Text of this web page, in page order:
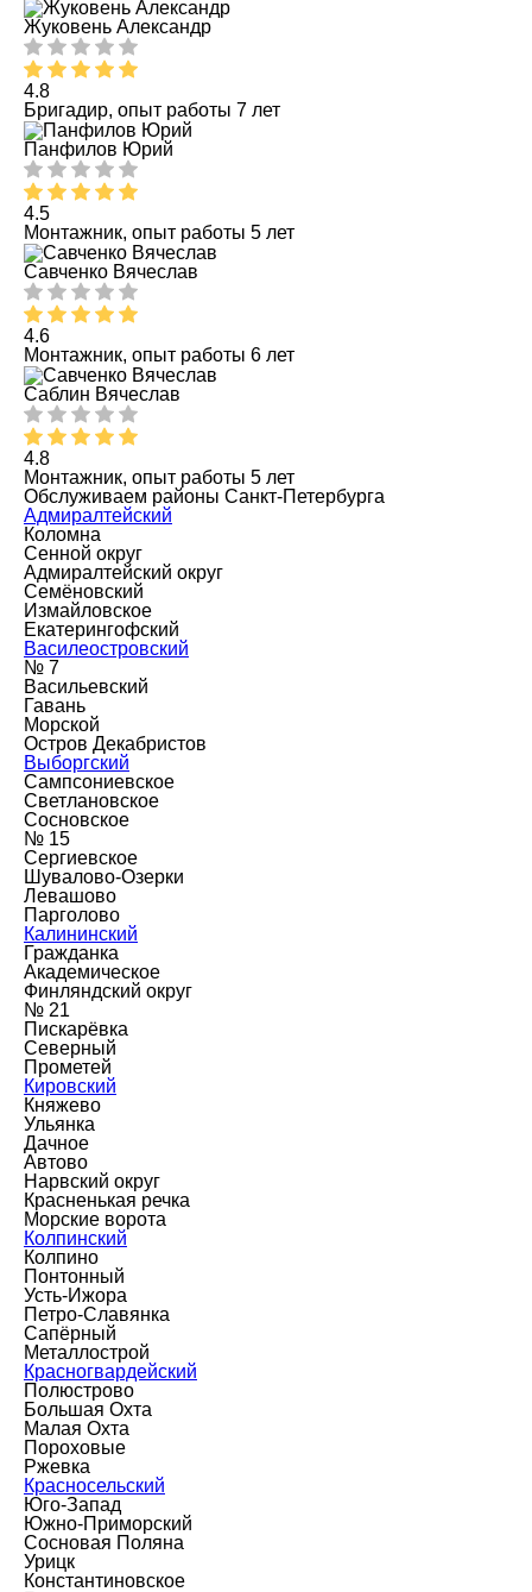
Жуковень Александр
4.8
Бригадир, опыт работы 7 лет
Панфилов Юрий
4.5
Монтажник, опыт работы 5 лет
Савченко Вячеслав
4.6
Монтажник, опыт работы 6 лет
Саблин Вячеслав
4.8
Монтажник, опыт работы 5 лет
Обслуживаем районы Санкт-Петербурга
Адмиралтейский
Коломна
Сенной округ
Адмиралтейский округ
Семёновский
Измайловское
Екатерингофский
Василеостровский
№ 7
Васильевский
Гавань
Морской
Остров Декабристов
Выборгский
Сампсониевское
Светлановское
Сосновское
№ 15
Сергиевское
Шувалово-Озерки
Левашово
Парголово
Калининский
Гражданка
Академическое
Финляндский округ
№ 21
Пискарёвка
Северный
Прометей
Кировский
Княжево
Ульянка
Дачное
Автово
Нарвский округ
Красненькая речка
Морские ворота
Колпинский
Колпино
Понтонный
Усть-Ижора
Петро-Славянка
Сапёрный
Металлострой
Красногвардейский
Полюстрово
Большая Охта
Малая Охта
Пороховые
Ржевка
Красносельский
Юго-Запад
Южно-Приморский
Сосновая Поляна
Урицк
Константиновское